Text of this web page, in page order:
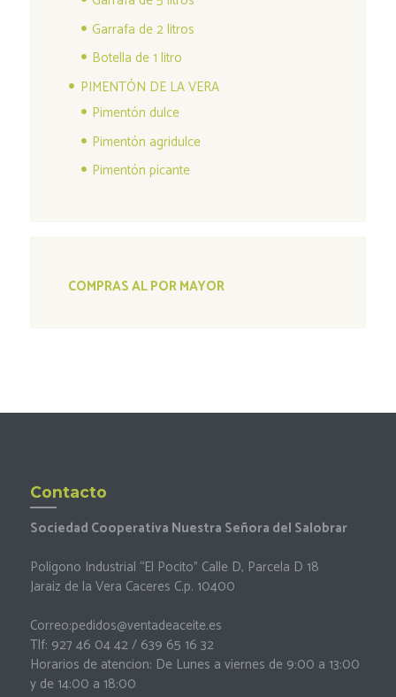
Garrafa de 2 litros
Botella de 1 litro
PIMENTÓN DE LA VERA
Pimentón dulce
Pimentón agridulce
Pimentón picante
COMPRAS AL POR MAYOR
Contacto
Sociedad Cooperativa Nuestra Señora del Salobrar
Poligono Industrial “El Pocito” Calle D, Parcela D 18
Jaraiz de la Vera Caceres C.p. 10400
Correo:pedidos@ventadeaceite.es
Tlf: 927 46 04 42 / 639 65 16 32
Horarios de atencion: De Lunes a viernes de 9:00 a 13:00
y de 14:00 a 18:00